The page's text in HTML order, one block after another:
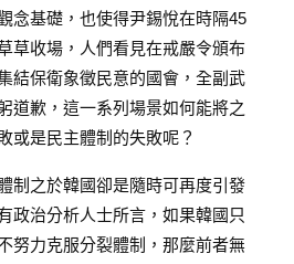
念基礎，也使得尹錫悅在時隔45
草收場，人們看見在戒嚴令頒布
結保衛象徵民意的國會，全副武
道歉，這一系列場景如何能將之
或是民主體制的失敗呢？
制之於韓國卻是隨時可再度引發
政治分析人士所言，如果韓國只
努力克服分裂體制，那麼前者無